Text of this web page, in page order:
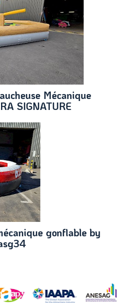
Mécanique
SIGNATURE
gonflable by